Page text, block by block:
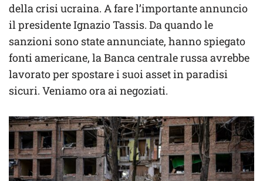
della crisi ucraina. A fare l’importante annuncio
il presidente Ignazio Tassis. Da quando le
sanzioni sono state annunciate, hanno spiegato
fonti americane, la Banca centrale russa avrebbe
lavorato per spostare i suoi asset in paradisi
sicuri. Veniamo ora ai negoziati.